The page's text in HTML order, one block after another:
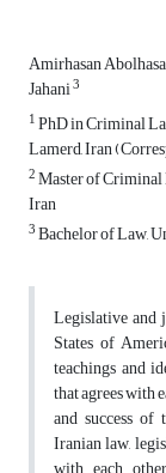
Amirhasan
Jahani3
1PhD in Criminal
Lamerd, Iran
2Master of
Iran
3Bachelor of Law,
Legislative
States of
teachings and
that agrees with
and success
Iranian law,